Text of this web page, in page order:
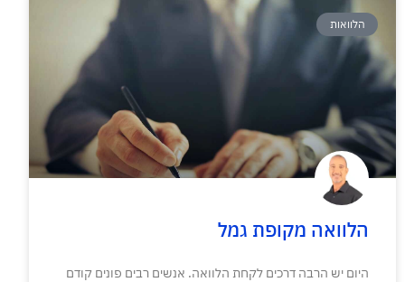
הלוואות
הלוואה מקופת גמל
היום יש הרבה דרכים לקחת הלוואה. אנשים רבים פונים קודם